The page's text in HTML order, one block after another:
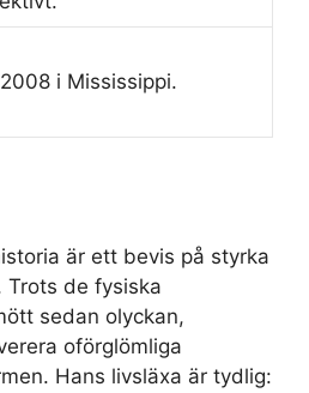
i Mississippi.
är ett bevis på styrka
de fysiska
sedan olyckan,
oförglömliga
Hans livsläxa är tydlig: